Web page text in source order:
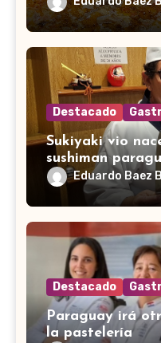
Destacado
Sukiyaki vio
sushiman
Eduardo Baez
Destacado
Paraguay irá
la pastelería